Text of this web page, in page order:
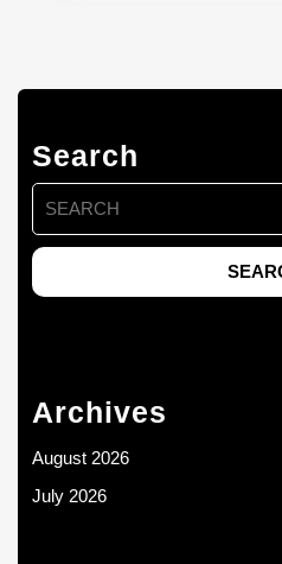
Search
Search
for:
Archives
August 2026
July 2026